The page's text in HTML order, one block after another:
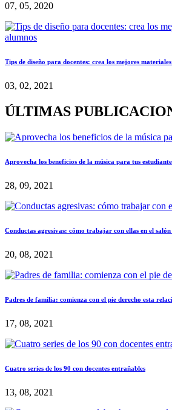
07, 05, 2020
Tips de diseño para docentes: crea los mejores
03, 02, 2021
ÚLTIMAS
Aprovecha los beneficios de la música para tus
28, 09, 2021
Conductas agresivas: cómo trabajar con ellas en el salón
20, 08, 2021
Padres de familia: comienza con el pie derecho esta
17, 08, 2021
Cuatro series de los 90 con docentes entrañables
13, 08, 2021